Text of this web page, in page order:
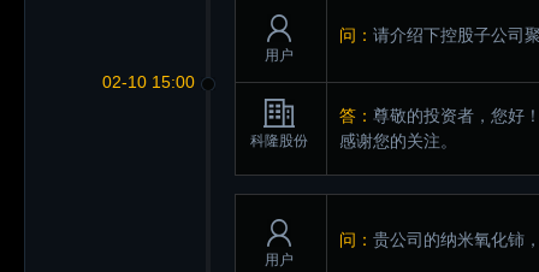
02-10 15:00
用户
问： 请介绍下控股子公司
科隆股份
答： 尊敬的投资者，您好
感谢您的关注。
用户
问： 贵公司的纳米氧化铈